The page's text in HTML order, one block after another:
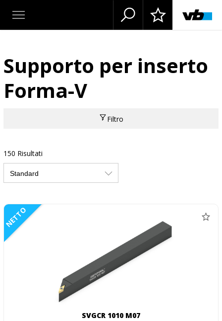
Supporto per inserto
Forma-V
Filtro
150 Risultati
NETTO
SVGCR 1010 M07